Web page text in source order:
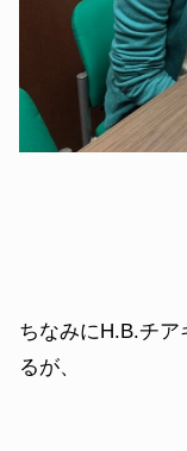
ちなみにH.B.チ
るが、